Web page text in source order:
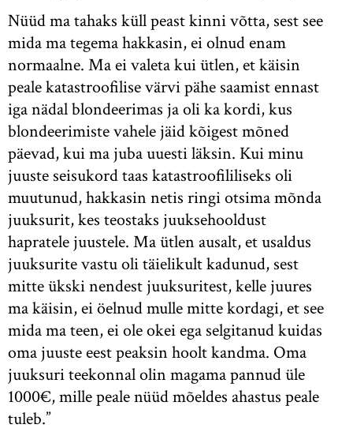
Nüüd ma tahaks küll peast kinni võtta, sest see
mida ma tegema hakkasin, ei olnud enam
normaalne. Ma ei valeta kui ütlen, et käisin
peale katastroofilise värvi pähe saamist ennast
iga nädal blondeerimas ja oli ka kordi, kus
blondeerimiste vahele jäid kõigest mõned
päevad, kui ma juba uuesti läksin. Kui minu
juuste seisukord taas katastroofililiseks oli
muutunud, hakkasin netis ringi otsima mõnda
juuksurit, kes teostaks juuksehooldust
hapratele juustele. Ma ütlen ausalt, et usaldus
juuksurite vastu oli täielikult kadunud, sest
mitte ükski nendest juuksuritest, kelle juures
ma käisin, ei öelnud mulle mitte kordagi, et see
mida ma teen, ei ole okei ega selgitanud kuidas
oma juuste eest peaksin hoolt kandma. Oma
juuksuri teekonnal olin magama pannud üle
1000€, mille peale nüüd mõeldes ahastus peale
tuleb.”